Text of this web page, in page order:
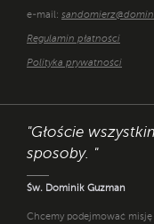
e-mail:
Regulamin płatności
Polityka prywatności
"Głoście
sposoby. "
Św. Dominik Guzman
Chcemy podejmować